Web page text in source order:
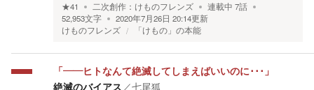
★41 二次創作： けものフレンズ 連載中 7話
52,953文字 2020年7月26日 20:14更新
けものフレンズ
「けもの」の本能
「――ヒトなんて絶滅してしまえばいいのに･･･」
絶滅のバイアス／七尾狐